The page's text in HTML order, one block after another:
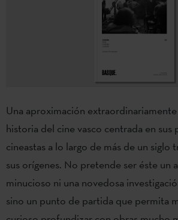
Una aproximación
historia del cine vasco centrada en sus
cineastas a lo largo de más de un siglo
sus orígenes. No pretende ser éste un
minucioso ni una novedosa
sino un punto de partida que permita